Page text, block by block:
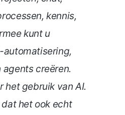
kennis,
kunt u
automatisering,
creëren.
het gebruik van AI.
het ook echt